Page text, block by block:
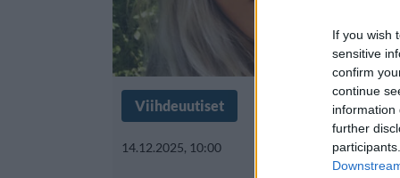
If you wish
sensitive
confirm
continue
information
further
Viihdeuutiset
14.12.2025, 10:00